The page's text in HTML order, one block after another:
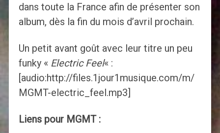
dans toute la France afin de présenter son
album, dès la fin du mois d’avril prochain.
Un petit avant goût avec leur titre un peu
funky « Electric Feel« :
[audio:http://files.1jour1musique.com/m/
MGMT-electric_feel.mp3]
Liens pour MGMT :